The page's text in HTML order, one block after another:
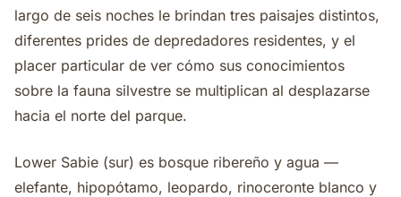
largo de seis noches le brindan tres paisajes distintos,
diferentes prides de depredadores residentes, y el
placer particular de ver cómo sus conocimientos
sobre la fauna silvestre se multiplican al desplazarse
hacia el norte del parque.
Lower Sabie (sur) es bosque ribereño y agua —
elefante, hipopótamo, leopardo, rinoceronte blanco y